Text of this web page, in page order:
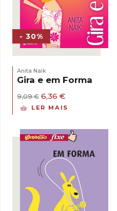
- 30%
Anita Naik
Gira e em Forma
9,09€ O
preço
9,09 €.
6,36 €
preço
6,36 €.
LER MAIS